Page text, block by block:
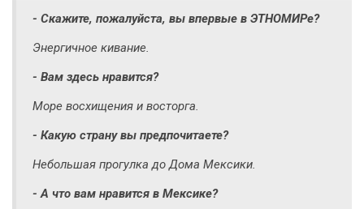
- Скажите, пожалуйста, вы впервые в ЭТНОМИРе?
Энергичное кивание.
- Вам здесь нравится?
Море восхищения и восторга.
- Какую страну вы предпочитаете?
Небольшая прогулка до Дома Мексики.
- А что вам нравится в Мексике?